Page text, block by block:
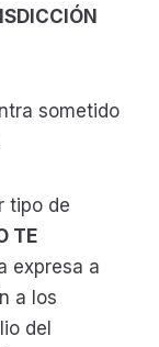
sometido
tipo de
TE
expresa a
a los
del